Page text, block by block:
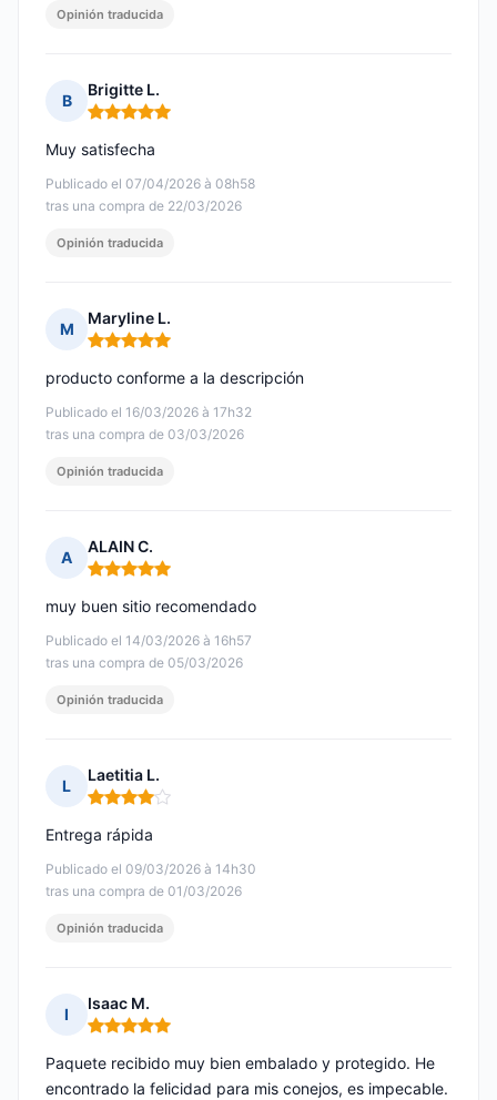
Opinión traducida
B
Brigitte L.
Nota: 5 de 5
Publicado el 07/04/2026 à 08h58
tras una compra de 22/03/2026
Muy satisfecha
Opinión traducida
M
Maryline L.
Nota: 5 de 5
Publicado el 16/03/2026 à 17h32
tras una compra de 03/03/2026
producto conforme a la descripción
Opinión traducida
A
ALAIN C.
Nota: 5 de 5
Publicado el 14/03/2026 à 16h57
tras una compra de 05/03/2026
muy buen sitio recomendado
Opinión traducida
L
Laetitia L.
Nota: 4 de 5
Publicado el 09/03/2026 à 14h30
tras una compra de 01/03/2026
Entrega rápida
Opinión traducida
I
Isaac M.
Nota: 5 de 5
Paquete recibido muy bien embalado y protegido. He
encontrado la felicidad para mis conejos, es impecable.